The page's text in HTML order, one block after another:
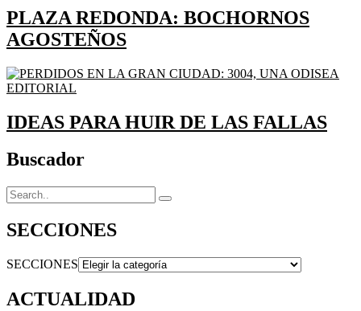
PLAZA REDONDA: BOCHORNOS
AGOSTEÑOS
IDEAS PARA HUIR DE LAS FALLAS
Buscador
SECCIONES
SECCIONES
ACTUALIDAD